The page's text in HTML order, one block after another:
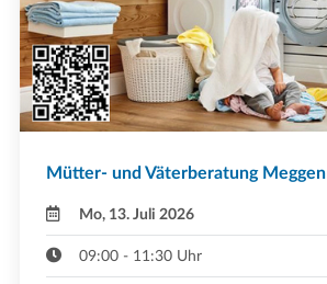
Mütter- und Väterberatung Meggen
Mo, 13. Juli 2026
09:00 - 11:30 Uhr